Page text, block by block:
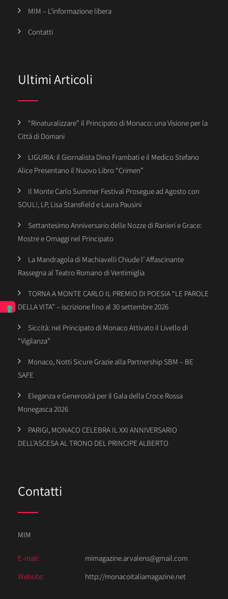
MIM – L’informazione libera
Contatti
Ultimi Articoli
“Rinaturalizzare” il Principato di Monaco: una Visione per la
Città di Domani
LIGURIA: il Giornalista Dino Frambati e il Medico Stefano
Alice Presentano il Nuovo Libro “Crimen”
Il Monte Carlo Summer Festival Prosegue ad Agosto con
SOUL!, LP, Lisa Stansfield e Laura Pausini
Settantesimo Anniversario delle Nozze di Ranieri e Grace:
Mostre e Omaggi nel Principato
La Mandragola di Machiavelli Chiude l’ Affascinante
Rassegna al Teatro Romano di Ventimiglia
TORNA A MONTE CARLO IL PREMIO DI POESIA “LE PAROLE
DELLA VITA” – iscrizione fino al 30 settembre 2026
Siccità: nel Principato di Monaco Attivato il Livello di
“Vigilanza”
Monaco, Notti Sicure Grazie alla Partnership SBM – BE
SAFE
Eleganza e Generosità per il Gala della Croce Rossa
Monegasca 2026
PARIGI, MONACO CELEBRA IL XXI ANNIVERSARIO
DELL’ASCESA AL TRONO DEL PRINCIPE ALBERTO
Contatti
MIM
E-mail:
mimagazine.arvalens@gmail.com
Website:
http://monacoitaliamagazine.net